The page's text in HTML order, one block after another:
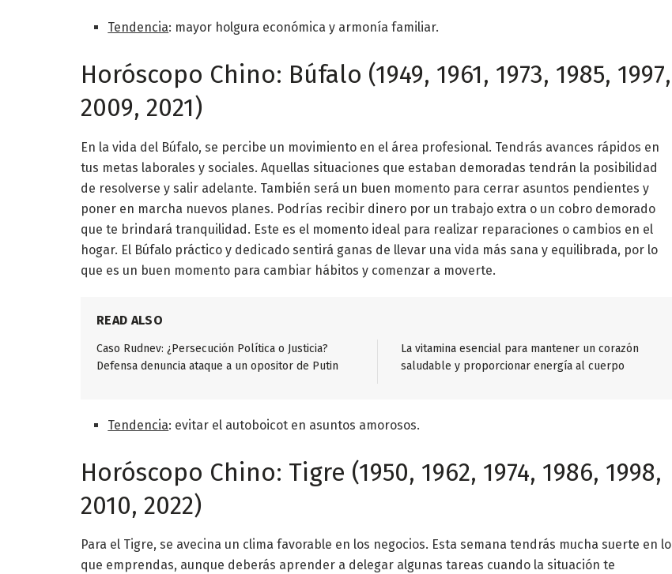
Tendencia: mayor holgura económica y armonía familiar.
Horóscopo Chino: Búfalo (1949, 1961, 1973, 1985, 1997,
2009, 2021)
En la vida del Búfalo, se percibe un movimiento en el área profesional. Tendrás avances rápidos en
tus metas laborales y sociales. Aquellas situaciones que estaban demoradas tendrán la posibilidad
de resolverse y salir adelante. También será un buen momento para cerrar asuntos pendientes y
poner en marcha nuevos planes. Podrías recibir dinero por un trabajo extra o un cobro demorado
que te brindará tranquilidad. Este es el momento ideal para realizar reparaciones o cambios en el
hogar. El Búfalo práctico y dedicado sentirá ganas de llevar una vida más sana y equilibrada, por lo
que es un buen momento para cambiar hábitos y comenzar a moverte.
READ ALSO
Caso Rudnev: ¿Persecución Política o Justicia?
Defensa denuncia ataque a un opositor de Putin
La vitamina esencial para mantener un corazón
saludable y proporcionar energía al cuerpo
Tendencia: evitar el autoboicot en asuntos amorosos.
Horóscopo Chino: Tigre (1950, 1962, 1974, 1986, 1998,
2010, 2022)
Para el Tigre, se avecina un clima favorable en los negocios. Esta semana tendrás mucha suerte en lo
que emprendas, aunque deberás aprender a delegar algunas tareas cuando la situación te